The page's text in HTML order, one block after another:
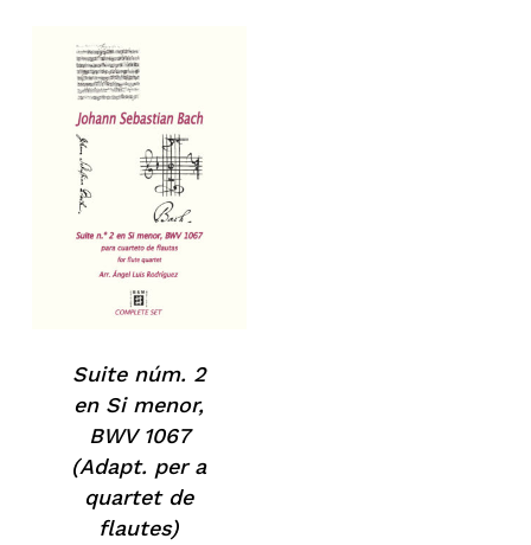
Suite núm. 2
en Si menor,
BWV 1067
(Adapt. per a
quartet de
flautes)